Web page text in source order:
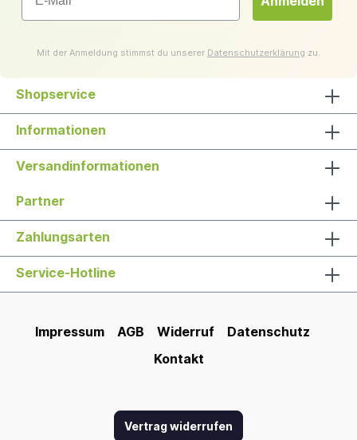
Mit der Anmeldung stimmst du unserer Datenschutzerklärung zu.
Shopservice
Informationen
Versandinformationen
Partner
Zahlungsarten
Service-Hotline
Impressum AGB Widerruf
Datenschutz
Kontakt
Vertrag widerrufen